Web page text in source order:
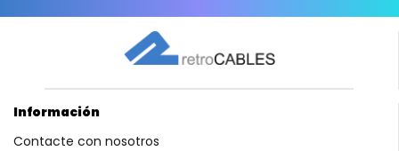
Información
Contacte con nosotros